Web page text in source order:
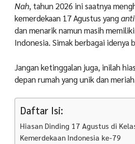
Nah, tahun 2026 ini saatnya
kemerdekaan 17 Agustus yang
dan menarik namun masih
Indonesia. Simak berbagai idenya
Jangan ketinggalan juga, inilah
depan rumah yang unik dan
Daftar Isi:
Hiasan Dinding 17 Agustus di
Kemerdekaan Indonesia ke-79